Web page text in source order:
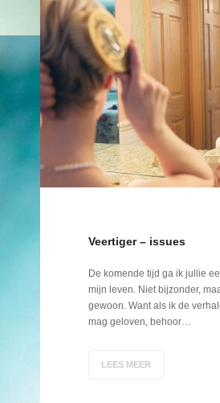
Veertiger – issues
De komende tijd ga ik jullie
mijn leven. Niet bijzonder,
gewoon. Want als ik de
mag geloven, behoor…
LEES MEER